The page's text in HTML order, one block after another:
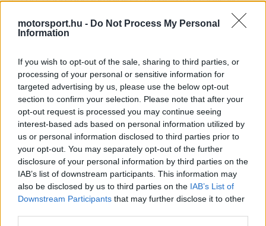
motorsport.hu - Do Not Process My Personal
Information
If you wish to opt-out of the sale, sharing to third parties, or
processing of your personal or sensitive information for
targeted advertising by us, please use the below opt-out
section to confirm your selection. Please note that after your
opt-out request is processed you may continue seeing
interest-based ads based on personal information utilized by
us or personal information disclosed to third parties prior to
your opt-out. You may separately opt-out of the further
disclosure of your personal information by third parties on the
IAB’s list of downstream participants. This information may
also be disclosed by us to third parties on the IAB’s List of
Downstream Participants that may further disclose it to other
ötlet is asztalra került az elmúlt napokban,
amelyek közül a legkézenfekvőbb iránynak az
erőforrások teljesítményleadásának módosítása
tűnt. Az egyik javaslat 350 kW-ról 200 kW-ra
csökkentené a leadott teljesítményt, miközben az
energia-visszanyerés maximális mértékét 350 kW-
ra emelnék. Ez elméletben egyenletesebb tempót
eredményezne az egyenesekben, a brit lap
értesülései alapján viszont mindez a gyakorlatban
alig hozna érdemi változást.